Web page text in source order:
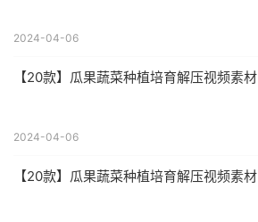
2024-04-06
【20款】瓜果蔬菜种植培育解压视频素材
2024-04-06
【20款】瓜果蔬菜种植培育解压视频素材